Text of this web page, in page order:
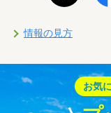
情報の見方
お気